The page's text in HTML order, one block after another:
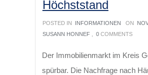
Höchststand
POSTED IN INFORMATIONEN ON
SUSANN HONNEF, 0COMMENTS
Der Immobilienmarkt im Kreis
spürbar. Die Nachfrage nach